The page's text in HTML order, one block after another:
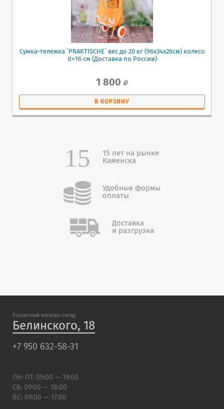
Сумка-тележка `PRAKTISCHE` вес до 20 кг (96х34х26см) колесо
d=16 см (Доставка по России)
1 800
В КОРЗИНУ
15 лет на рынке
Каменска
Удобные формы
оплаты
Доставка
и разгрузка
Розничный магазин-склад
Белинского, 18
+7 950 632-58-31
ПН-ПТ: 09:00 — 19:00
СБ: 09:00 — 18:00
ВС: 09:00 — 17:00